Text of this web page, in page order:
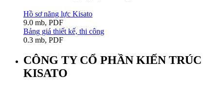
Hồ sơ năng lực Kisato
9.0 mb, PDF
Bảng giá thiết kế, thi công
0.3 mb, PDF
CÔNG TY CỔ PHẦN KIẾN TRÚC
KISATO